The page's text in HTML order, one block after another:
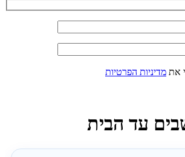
את מדיניות הפרטיות
עד הבית